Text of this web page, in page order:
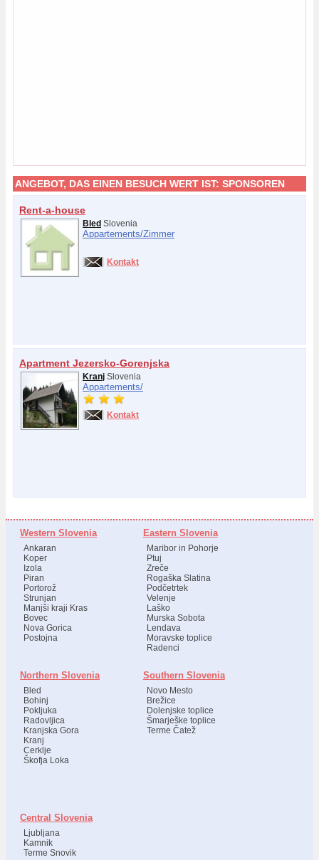
ANGEBOT, DAS EINEN BESUCH WERT IST: SPONSOREN
Rent-a-house
Bled Slovenia
Appartements/Zimmer
Kontakt
Apartment Jezersko-Gorenjska
Kranj Slovenia
Appartements/
Kontakt
Western Slovenia
Ankaran
Koper
Izola
Piran
Portorož
Strunjan
Manjši kraji Kras
Bovec
Nova Gorica
Postojna
Eastern Slovenia
Maribor in Pohorje
Ptuj
Zreče
Rogaška Slatina
Podčetrtek
Velenje
Laško
Murska Sobota
Lendava
Moravske toplice
Radenci
Northern Slovenia
Bled
Bohinj
Pokljuka
Radovljica
Kranjska Gora
Kranj
Cerklje
Škofja Loka
Southern Slovenia
Novo Mesto
Brežice
Dolenjske toplice
Šmarješke toplice
Terme Čatež
Central Slovenia
Ljubljana
Kamnik
Terme Snovik